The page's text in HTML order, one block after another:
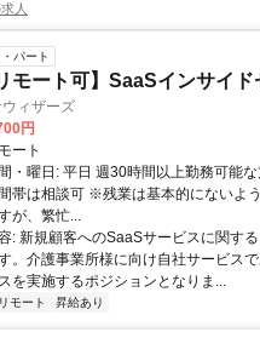
人
パート
モート可】SaaSインサイド
ィザーズ
円
ート
・曜日: 平日 週30時間以上勤務可能
帯は相談可 ※残業は基本的にないよ
が、繁忙...
: 新規顧客へのSaaSサービスに関す
。介護事業所様に向け自社サービス
を実施するポジションとなりま...
モート 昇給あり